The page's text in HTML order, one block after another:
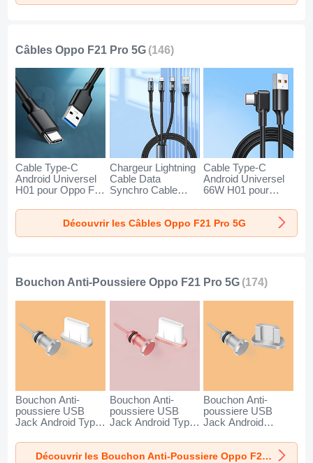
Câbles Oppo F21 Pro 5G (146)
Cable Type-C
Android Universel
H01 pour Oppo F21
Chargeur Lightning
Cable Data
Synchro Cable
Type-C 100W H01
pour Oppo F21 Pro
5G Noir
Cable Type-C
Android Universel
66W H01 pour
Noir
Découvrir les Câbles Oppo F21 Pro 5G
Bouchon Anti-Poussiere Oppo F21 Pro 5G (174)
Bouchon Anti-
poussiere USB
Jack Android Type-
Oppo F21 Pro 5G
Argent
Bouchon Anti-
poussiere USB
Jack Android Type-
Oppo F21 Pro 5G
Or Rose
Bouchon Anti-
poussiere USB
Jack Android
Oppo F21 Pro 5G
Argent
Découvrir les Bouchon Anti-Poussiere Oppo F21 Pro 5G